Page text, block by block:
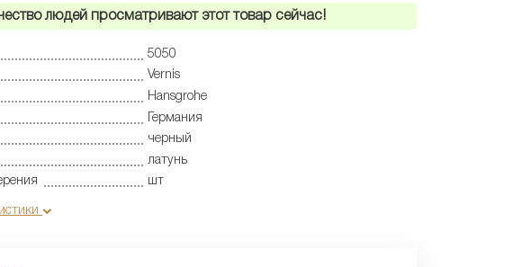
людей просматривают этот товар сейчас!
5050
Vernis
Hansgrohe
Германия
черный
латунь
шт